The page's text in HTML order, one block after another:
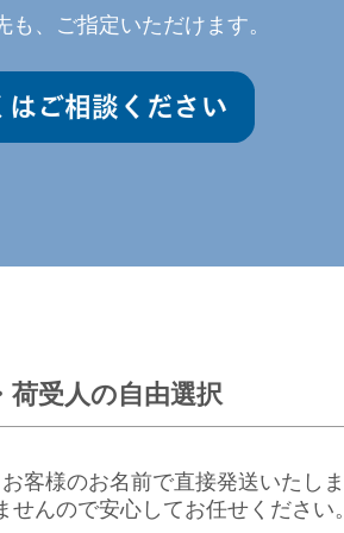
も、ご指定いただけます。
荷受人の自由選択
客様のお名前で直接発送いたしま
んので安心してお任せください。